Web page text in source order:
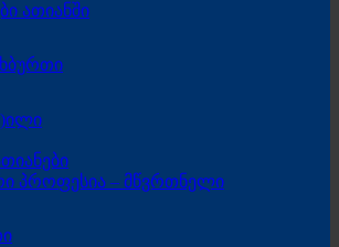
ათიანში
პროფესია – მწვრთნელი